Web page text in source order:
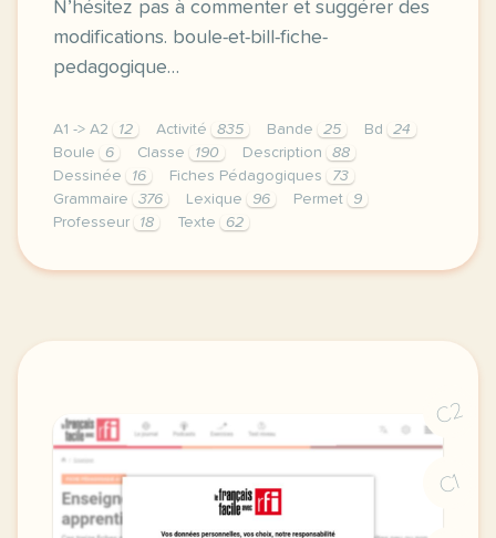
N’hésitez pas à commenter et suggérer des
modifications. boule-et-bill-fiche-
pedagogique…
A1 -> A2 12 Activité 835 Bande 25 Bd
24
Boule
6 Classe 190 Description
88
Dessinée
16 Fiches Pédagogiques
73
Grammaire
376 Lexique 96 Permet
9
Professeur
18 Texte 62
vous retrouverez ici une fiche pedagogique sur l
C2
C1